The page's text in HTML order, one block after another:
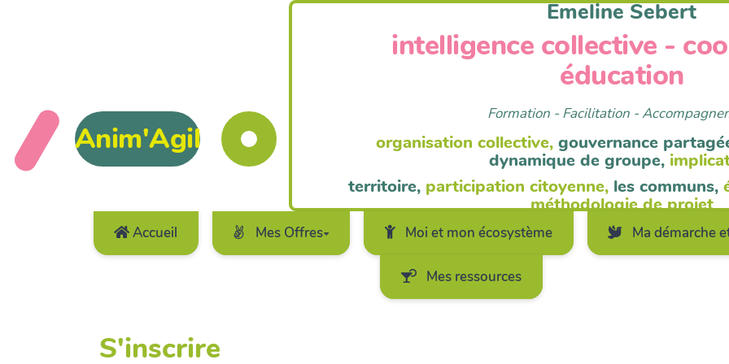
Accueil Mes Offres Moi et mon écosystème Ma démarche
Mes ressources
Anim'Agil
Emeline Sebert
intelligence collective -
éducation
Formation - Facilitation -
organisation collective, gouvernance
dynamique de groupe,
territoire, participation citoyenne, les communs,
méthodologie de projet
S'inscrire